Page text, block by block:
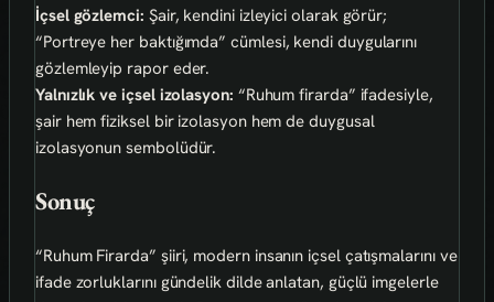
İçsel gözlemci: Şair, kendini izleyici olarak görür;
“Portreye her baktığımda” cümlesi, kendi duygularını
gözlemleyip rapor eder.
Yalnızlık ve içsel izolasyon: “Ruhum firarda” ifadesiyle,
şair hem fiziksel bir izolasyon hem de duygusal
izolasyonun sembolüdür.
Sonuç
“Ruhum Firarda” şiiri, modern insanın içsel çatışmalarını ve
ifade zorluklarını gündelik dilde anlatan, güçlü imgelerle